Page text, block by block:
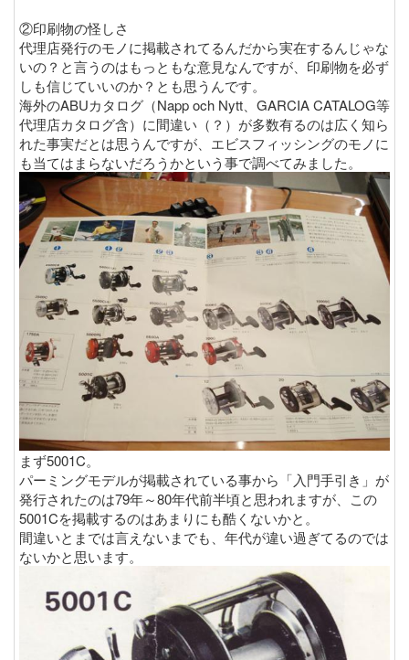
②印刷物の怪しさ
代理店発行のモノに掲載されてるんだから実在するんじゃな
いの？と言うのはもっともな意見なんですが、印刷物を必ず
しも信じていいのか？とも思うんです。
海外のABUカタログ（Napp och Nytt、GARCIA CATALOG等
代理店カタログ含）に間違い（？）が多数有るのは広く知ら
れた事実だとは思うんですが、エビスフィッシングのモノに
も当てはまらないだろうかという事で調べてみました。
まず5001C。
パーミングモデルが掲載されている事から「入門手引き」が
発行されたのは79年～80年代前半頃と思われますが、この
5001Cを掲載するのはあまりにも酷くないかと。
間違いとまでは言えないまでも、年代が違い過ぎてるのでは
ないかと思います。